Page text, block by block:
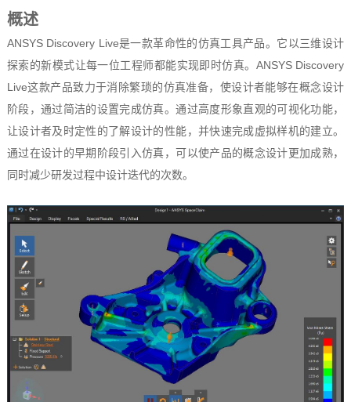
概述
ANSYS Discovery Live是一款革命性的仿真工具产品。它以三维设计
探索的新模式让每一位工程师都能实现即时仿真。ANSYS Discovery
Live这款产品致力于消除繁琐的仿真准备，使设计者能够在概念设计
阶段，通过简洁的设置完成仿真。通过高度形象直观的可视化功能，
让设计者及时定性的了解设计的性能，并快速完成虚拟样机的建立。
通过在设计的早期阶段引入仿真，可以使产品的概念设计更加成熟，
同时减少研发过程中设计迭代的次数。